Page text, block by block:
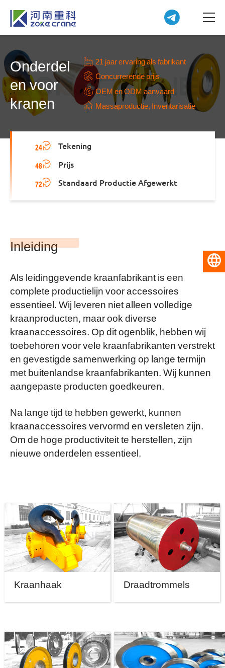
Onderdel
en voor
kranen
21 jaar ervaring als fabrikant
Concurrerende prijs
OEM en ODM aanvaard
Massaproductie, Inventarisatie
Tekening
Prijs
Standaard Productie Afgewerkt
Inleiding
Als leidinggevende kraanfabrikant is een
complete productielijn voor accessoires
essentieel. Wij leveren niet alleen volledige
kraanproducten, maar ook diverse
kraanaccessoires. Op dit ogenblik, hebben wij
toebehoren voor vele kraanfabrikanten verstrekt
en gevestigde samenwerking op lange termijn
met buitenlandse kraanfabrikanten. Wij kunnen
aangepaste producten goedkeuren.
Na lange tijd te hebben gewerkt, kunnen
kraanaccessoires vervormd en versleten zijn.
Om de hoge productiviteit te herstellen, zijn
nieuwe onderdelen essentieel.
Kraanhaak Draadtrommels
Nederlands